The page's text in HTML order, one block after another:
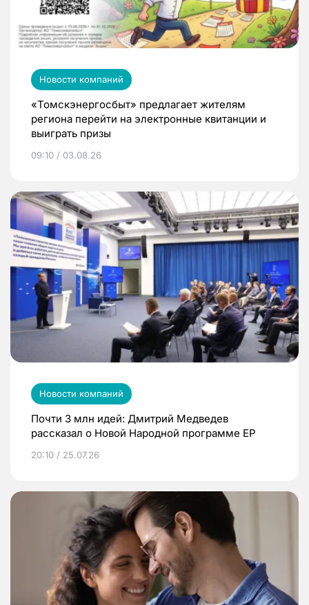
Новости компаний
«Томскэнергосбыт» предлагает жителям
региона перейти на электронные квитанции и
выиграть призы
09:10 / 03.08.26
Новости компаний
Почти 3 млн идей: Дмитрий Медведев
рассказал о Новой Народной программе ЕР
20:10 / 25.07.26